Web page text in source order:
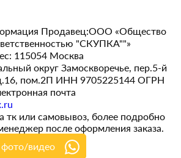
Продавец:ООО «Общество
"СКУПКА""»
115054 Москва
округ Замоскворечье, пер.5-й
пом.2П ИНН 9705225144 ОГРН
почта
тк или самовывоз, более подробно
после оформления заказа.
фото/видео